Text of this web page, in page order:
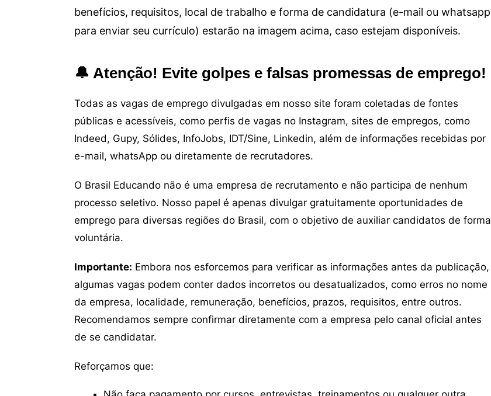
benefícios, requisitos, local de trabalho e forma de candidatura (e-mail ou whatsapp
para enviar seu currículo) estarão na imagem acima, caso estejam disponíveis.
🔔 Atenção! Evite golpes e falsas promessas de emprego!
Todas as vagas de emprego divulgadas em nosso site foram coletadas de fontes
públicas e acessíveis, como perfis de vagas no Instagram, sites de empregos, como
Indeed, Gupy, Sólides, InfoJobs, IDT/Sine, Linkedin, além de informações recebidas por
e-mail, whatsApp ou diretamente de recrutadores.
O Brasil Educando não é uma empresa de recrutamento e não participa de nenhum
processo seletivo. Nosso papel é apenas divulgar gratuitamente oportunidades de
emprego para diversas regiões do Brasil, com o objetivo de auxiliar candidatos de forma
voluntária.
Importante: Embora nos esforcemos para verificar as informações antes da publicação,
algumas vagas podem conter dados incorretos ou desatualizados, como erros no nome
da empresa, localidade, remuneração, benefícios, prazos, requisitos, entre outros.
Recomendamos sempre confirmar diretamente com a empresa pelo canal oficial antes
de se candidatar.
Reforçamos que: